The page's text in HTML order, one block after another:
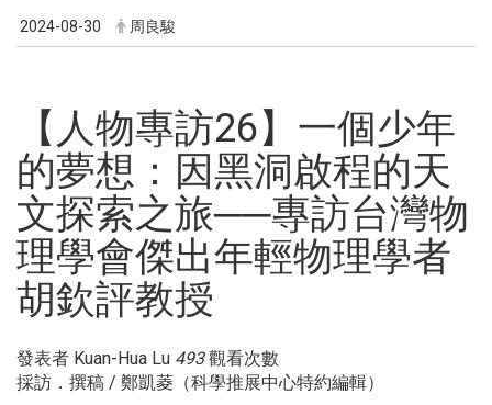
2024-08-30 周良駿
【人物專訪26】一個少年
的夢想：因黑洞啟程的天
文探索之旅──專訪台灣物
理學會傑出年輕物理學者
胡欽評教授
發表者 Kuan-Hua Lu 493觀看次數
採訪．撰稿 / 鄭凱菱（科學推展中心特約編輯）